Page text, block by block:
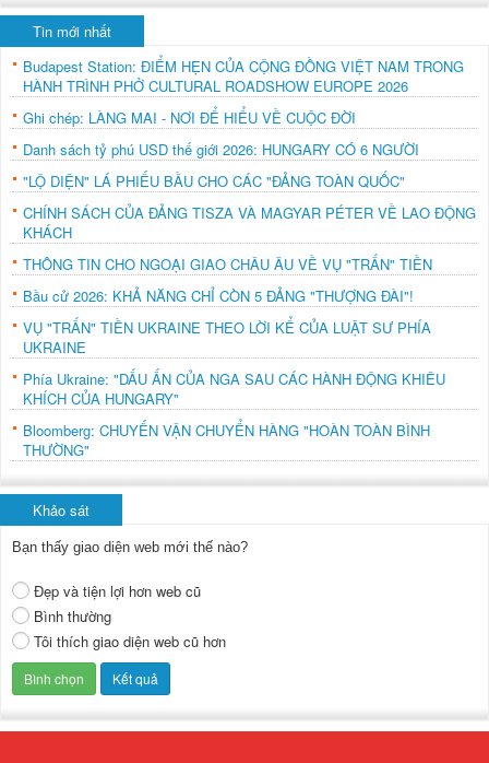
Tin mới nhất
Budapest Station: ĐIỂM HẸN CỦA CỘNG ĐỒNG VIỆT NAM TRONG
HÀNH TRÌNH PHỞ CULTURAL ROADSHOW EUROPE 2026
Ghi chép: LÀNG MAI - NƠI ĐỂ HIỂU VỀ CUỘC ĐỜI
Danh sách tỷ phú USD thế giới 2026: HUNGARY CÓ 6 NGƯỜI
"LỘ DIỆN" LÁ PHIẾU BẦU CHO CÁC "ĐẢNG TOÀN QUỐC"
CHÍNH SÁCH CỦA ĐẢNG TISZA VÀ MAGYAR PÉTER VỀ LAO ĐỘNG
KHÁCH
THÔNG TIN CHO NGOẠI GIAO CHÂU ÂU VỀ VỤ "TRẤN" TIỀN
Bầu cử 2026: KHẢ NĂNG CHỈ CÒN 5 ĐẢNG "THƯỢNG ĐÀI"!
VỤ "TRẤN" TIỀN UKRAINE THEO LỜI KỂ CỦA LUẬT SƯ PHÍA
UKRAINE
Phía Ukraine: "DẤU ẤN CỦA NGA SAU CÁC HÀNH ĐỘNG KHIÊU
KHÍCH CỦA HUNGARY"
Bloomberg: CHUYẾN VẬN CHUYỂN HÀNG "HOÀN TOÀN BÌNH
THƯỜNG"
Khảo sát
Bạn thấy giao diện web mới thế nào?
Đẹp và tiện lợi hơn web cũ
Bình thường
Tôi thích giao diện web cũ hơn